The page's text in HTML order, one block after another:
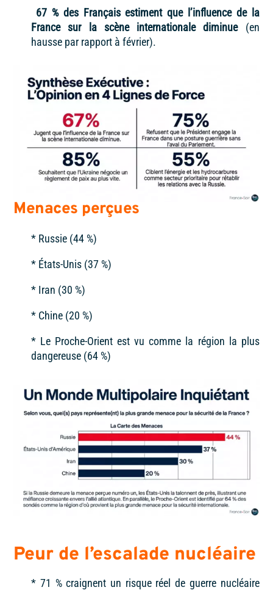
67 %des Français estiment que l’influence de la
France sur la scène internationale diminue(en
hausse par rapport à février).
Menaces perçues
* Russie (44 %)
* États-Unis (37 %)
* Iran (30 %)
* Chine (20 %)
* Le Proche-Orient est vu comme la région la plus
dangereuse (64 %)
Peur de l’escalade nucléaire
* 71 %craignent un risque réel de guerre nucléaire